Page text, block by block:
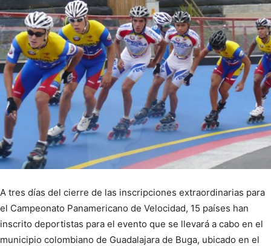
A tres días del cierre de las inscripciones extraordinarias para
el Campeonato Panamericano de Velocidad, 15 países han
inscrito deportistas para el evento que se llevará a cabo en el
municipio colombiano de Guadalajara de Buga, ubicado en el